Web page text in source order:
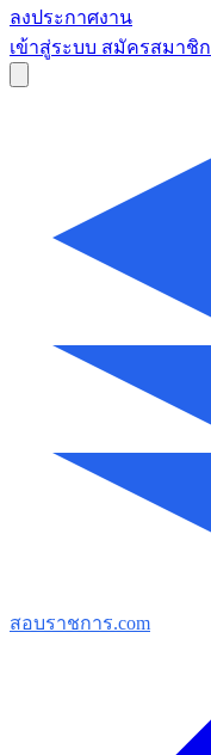
ลงประกาศงาน
เข้าสู่ระบบ สมัครสมาชิก
สอบราชการ.com